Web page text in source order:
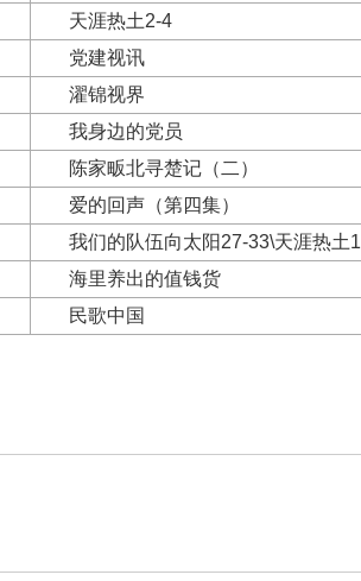
天涯热土2-4
党建视讯
濯锦视界
我身边的党员
陈家畈北寻楚记（二）
爱的回声（第四集）
我们的队伍向太阳27-33\天涯热土1
海里养出的值钱货
民歌中国